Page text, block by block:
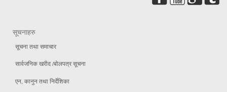
सूचनाहरु
सूचना तथा समाचार
सार्वजनिक खरीद /बोलपत्र सूचना
एन, कानुन तथा निर्देशिका